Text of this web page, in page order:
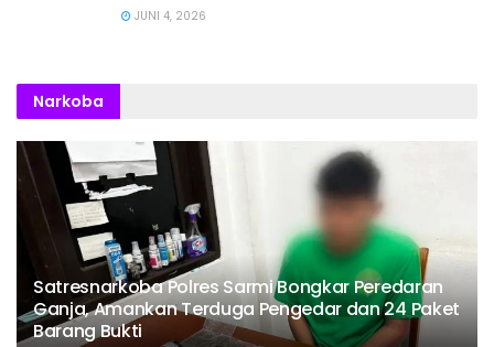
JUNI 4, 2026
Narkoba
Satresnarkoba Polres Sarmi Bongkar Peredaran
Ganja, Amankan Terduga Pengedar dan 24 Paket
Barang Bukti